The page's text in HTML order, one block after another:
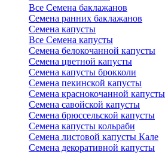
Все Семена баклажанов
Семена ранних баклажанов
Семена капусты
Все Семена капусты
Семена белокочанной капусты
Семена цветной капусты
Семена капусты брокколи
Семена пекинской капусты
Семена краснокочанной капусты
Семена савойской капусты
Семена брюссельской капусты
Семена капусты кольраби
Семена листовой капусты Кале
Семена декоративной капусты